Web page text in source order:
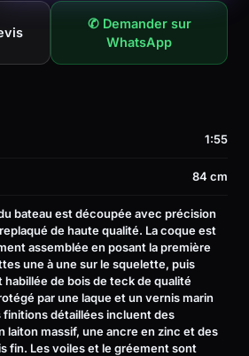
✆ Demander sur
WhatsApp
1:55
84 cm
bateau est découpée avec précision
de haute qualité. La coque est
assemblée en posant la première
une à une sur le squelette, puis
de bois de teck de qualité
par une laque et un vernis marin
finitions détaillées incluent des
laiton massif, une ancre en zinc et des
fin. Les voiles et le gréement sont